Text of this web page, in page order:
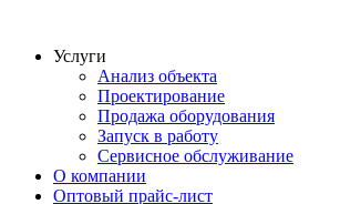
Услуги
Анализ объекта
Проектирование
Продажа оборудования
Запуск в работу
Сервисное обслуживание
О компании
Оптовый прайс-лист